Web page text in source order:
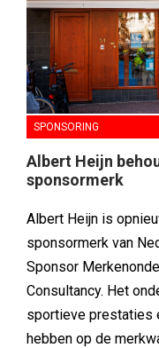
SPONSORING
Albert Heijn
sponsormerk
Albert Heijn is
sponsormerk van
Sponsor
Consultancy. Het
sportieve prestaties
hebben op de